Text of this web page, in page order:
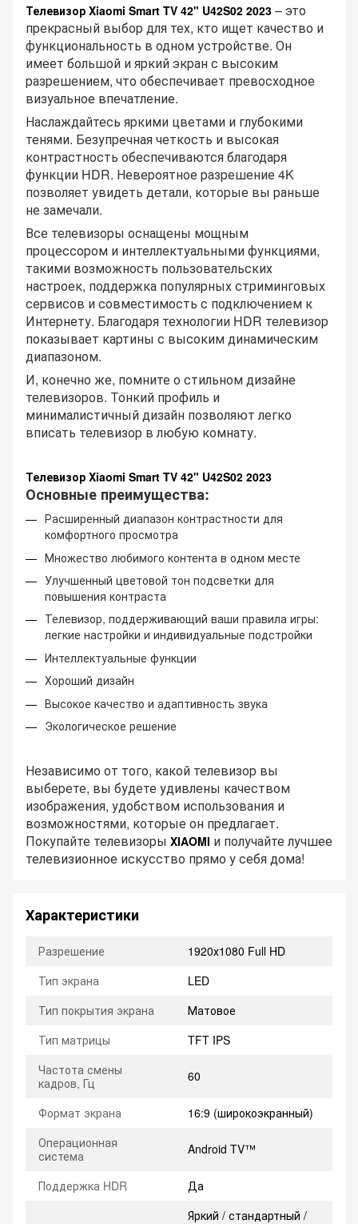
Телевизор Xiaomi Smart TV 42" U42S02 2023 – это
прекрасный выбор для тех, кто ищет качество и
функциональность в одном устройстве. Он
имеет большой и яркий экран с высоким
разрешением, что обеспечивает превосходное
визуальное впечатление.
Наслаждайтесь яркими цветами и глубокими
тенями. Безупречная четкость и высокая
контрастность обеспечиваются благодаря
функции HDR. Невероятное разрешение 4K
позволяет увидеть детали, которые вы раньше
не замечали.
Все телевизоры оснащены мощным
процессором и интеллектуальными функциями,
такими возможность пользовательских
настроек, поддержка популярных стриминговых
сервисов и совместимость с подключением к
Интернету. Благодаря технологии HDR телевизор
показывает картины с высоким динамическим
диапазоном.
И, конечно же, помните о стильном дизайне
телевизоров. Тонкий профиль и
минималистичный дизайн позволяют легко
вписать телевизор в любую комнату.
Телевизор Xiaomi Smart TV 42" U42S02 2023
Основные преимущества:
Расширенный диапазон контрастности для
комфортного просмотра
Множество любимого контента в одном месте
Улучшенный цветовой тон подсветки для
повышения контраста
Телевизор, поддерживающий ваши правила игры:
легкие настройки и индивидуальные подстройки
Интеллектуальные функции
Хороший дизайн
Высокое качество и адаптивность звука
Экологическое решение
Независимо от того, какой телевизор вы
выберете, вы будете удивлены качеством
изображения, удобством использования и
возможностями, которые он предлагает.
Покупайте телевизоры XIAOMI и получайте лучшее
телевизионное искусство прямо у себя дома!
Характеристики
Разрешение
1920х1080 Full HD
Тип экрана
LED
Тип покрытия экрана
Матовое
Тип матрицы
TFT IPS
Частота смены
кадров, Гц
60
Формат экрана
16:9 (широкоэкранный)
Операционная
система
Android TV™
Поддержка HDR
Да
Яркий / стандартный /